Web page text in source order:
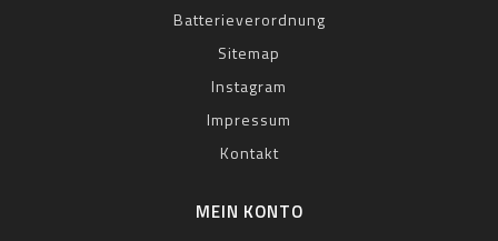
Batterieverordnung
Sitemap
Instagram
Impressum
Kontakt
MEIN KONTO